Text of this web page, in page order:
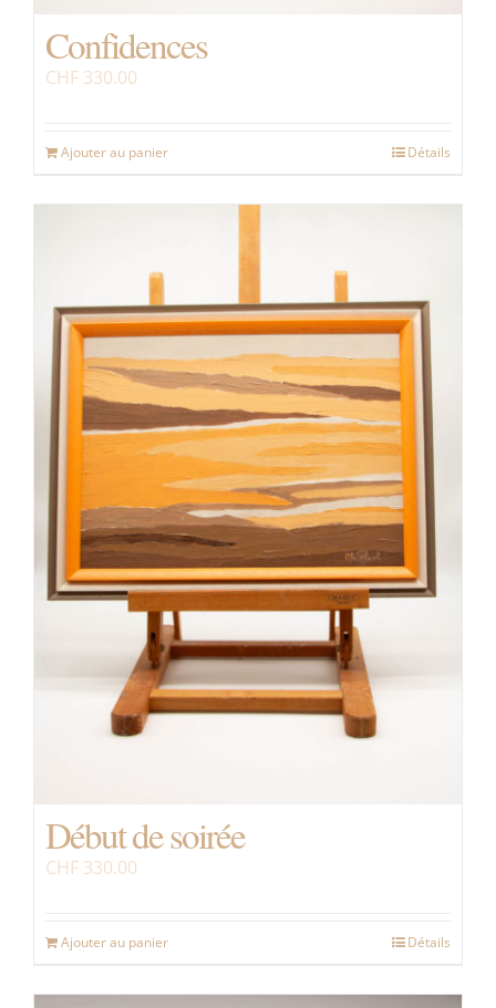
Confidences
CHF 330.00
Ajouter au panier Détails
Début de soirée
CHF 330.00
Ajouter au panier Détails